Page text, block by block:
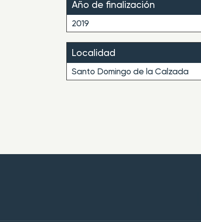
Año de finalización
2019
Localidad
Santo Domingo de la Calzada